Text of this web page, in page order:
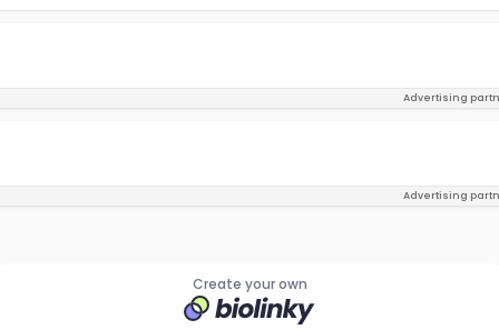
Advertising
Advertising
Create your own